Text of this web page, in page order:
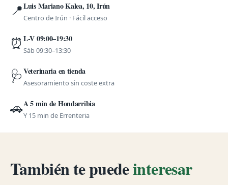
📍Luis Mariano Kalea, 10, Irún
Centro de Irún · Fácil acceso
⏰ L-V 09:00–19:30
Sáb 09:30–13:30
🩺Veterinaria en tienda
Asesoramiento sin coste extra
🚗A 5 min de Hondarribia
Y 15 min de Errenteria
También te puedeinteresar